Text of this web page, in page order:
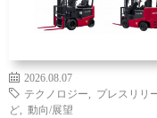
2026.08.07
テクノロジー
プレスリリ
ど
動向/展望